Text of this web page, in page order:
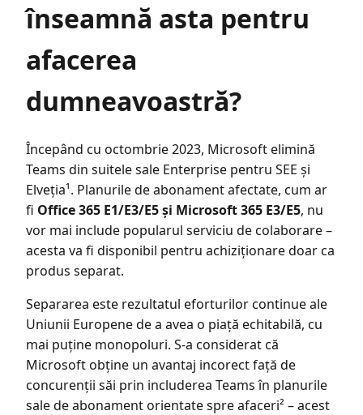
înseamnă asta pentru
afacerea
dumneavoastră?
Începând cu octombrie 2023, Microsoft elimină
Teams din suitele sale Enterprise pentru SEE și
Elveția¹. Planurile de abonament afectate, cum ar
fi Office 365 E1/E3/E5 și Microsoft 365 E3/E5, nu
vor mai include popularul serviciu de colaborare –
acesta va fi disponibil pentru achiziționare doar ca
produs separat.
Separarea este rezultatul eforturilor continue ale
Uniunii Europene de a avea o piață echitabilă, cu
mai puține monopoluri. S-a considerat că
Microsoft obține un avantaj incorect față de
concurenții săi prin includerea Teams în planurile
sale de abonament orientate spre afaceri² – acest